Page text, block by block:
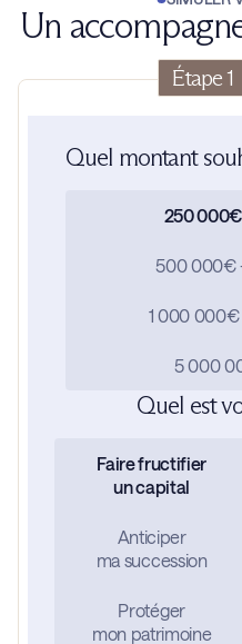
Un
Étape 1
Quel montant
250
500 000€
1 000
5 000
Quel est
Faire fructifier
un capital
Anticiper
ma succession
Protéger
mon patrimoine